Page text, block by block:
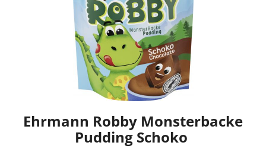
Ehrmann Robby Monsterbacke
Pudding Schoko